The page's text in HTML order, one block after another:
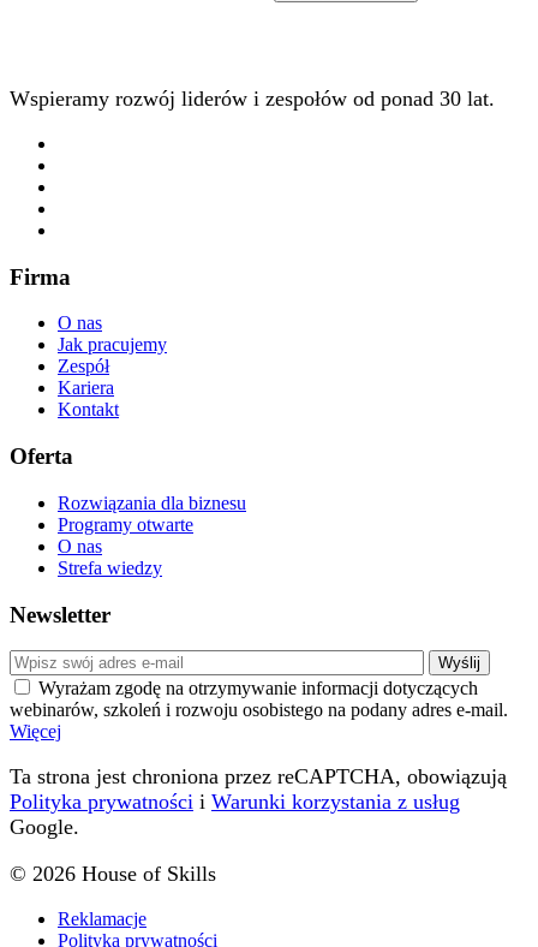
Wspieramy rozwój liderów i zespołów od ponad 30 lat.
Firma
O nas
Jak pracujemy
Zespół
Kariera
Kontakt
Oferta
Rozwiązania dla biznesu
Programy otwarte
O nas
Strefa wiedzy
Newsletter
Wyrażam zgodę na otrzymywanie informacji dotyczących
webinarów, szkoleń i rozwoju osobistego na podany adres e-mail.
Więcej
Ta strona jest chroniona przez reCAPTCHA, obowiązują
Polityka prywatności i Warunki korzystania z usług
Google.
© 2026 House of Skills
Reklamacje
Polityka prywatności